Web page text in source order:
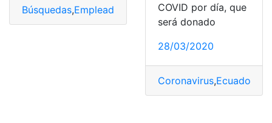
Búsquedas,Empleados LATAM,Personal,trabajar
COVID por día, que
será donado
28/03/2020
Coronavirus,Ecuador